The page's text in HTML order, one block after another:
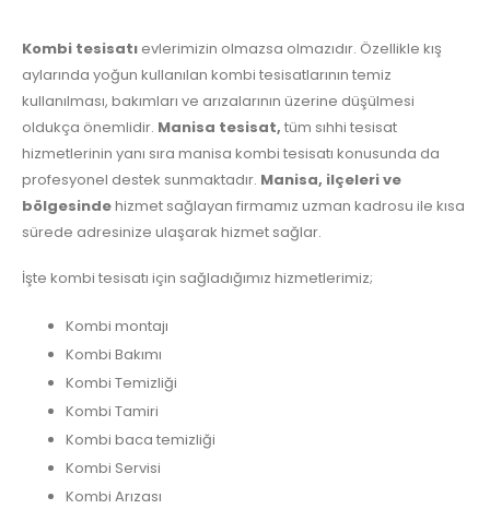
Kombi tesisatı evlerimizin olmazsa olmazıdır. Özellikle kış
aylarında yoğun kullanılan kombi tesisatlarının temiz
kullanılması, bakımları ve arızalarının üzerine düşülmesi
oldukça önemlidir. Manisa tesisat, tüm sıhhi tesisat
hizmetlerinin yanı sıra manisa kombi tesisatı konusunda da
profesyonel destek sunmaktadır. Manisa, ilçeleri ve
bölgesindehizmet sağlayan firmamız uzman kadrosu ile kısa
sürede adresinize ulaşarak hizmet sağlar.
İşte kombi tesisatı için sağladığımız hizmetlerimiz;
Kombi montajı
Kombi Bakımı
Kombi Temizliği
Kombi Tamiri
Kombi baca temizliği
Kombi Servisi
Kombi Arızası